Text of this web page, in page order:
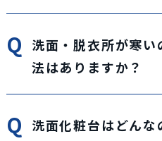
洗面・脱衣所が寒
法はありますか？
洗面化粧台はどんな